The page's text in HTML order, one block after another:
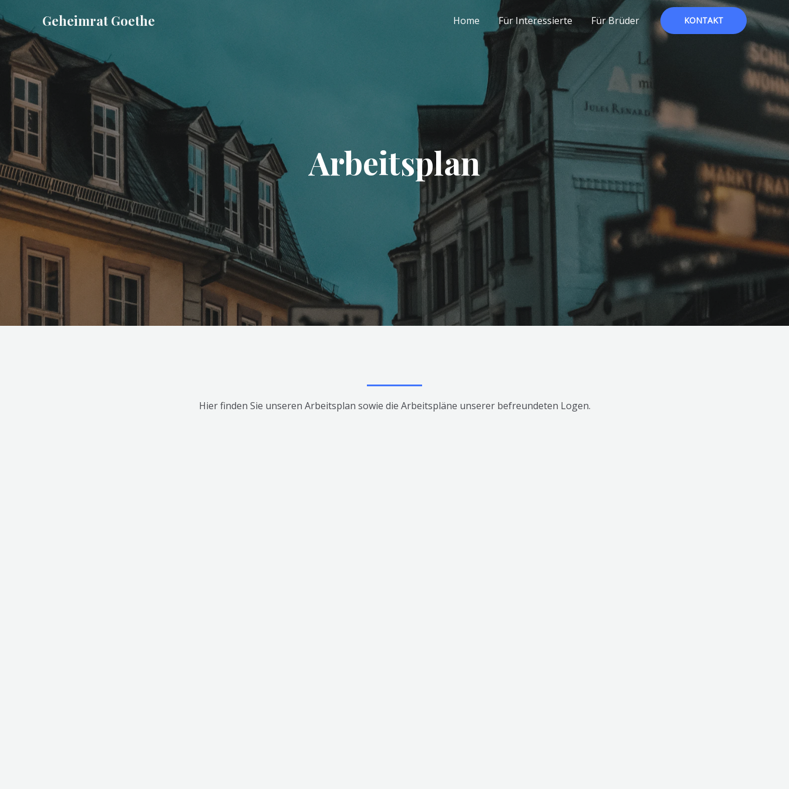
to
content
Geheimrat Goethe Home Für Interessierte Für Brüder KONTAKT
Arbeitsplan
Hier finden Sie unseren Arbeitsplan sowie die Arbeitspläne unserer befreundeten Logen.